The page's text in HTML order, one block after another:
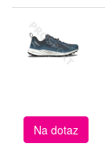
Na dotaz